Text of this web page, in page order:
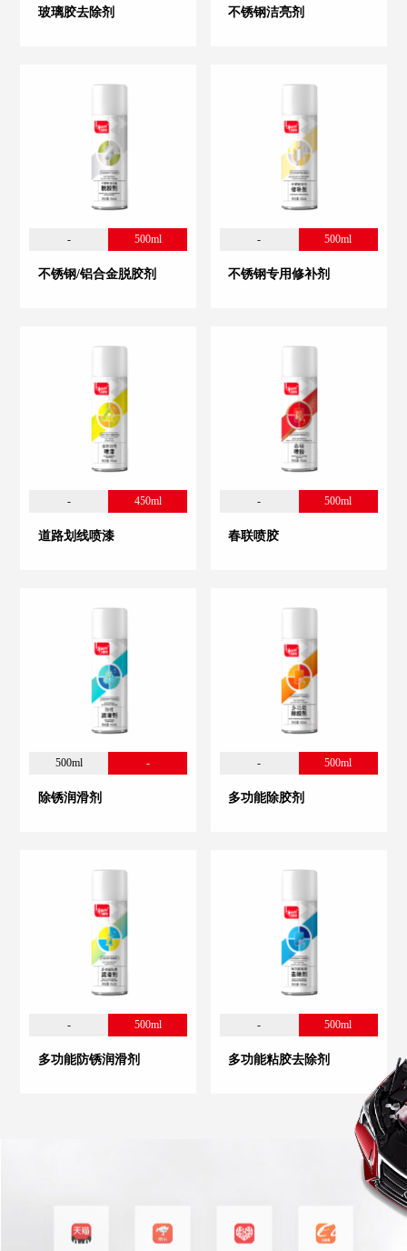
玻璃胶去除剂 不锈钢洁亮剂
- 500ml
不锈钢/铝合金脱胶剂
- 500ml
不锈钢专用修补剂
- 450ml
道路划线喷漆
- 500ml
春联喷胶
500ml -
除锈润滑剂
- 500ml
多功能除胶剂
- 500ml
多功能防锈润滑剂
- 500ml
多功能粘胶去除剂